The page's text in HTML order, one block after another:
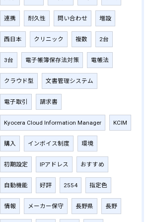
連携 耐久性 問い合わせ 増設
西日本 クリニック 複数 2台
3台 電子帳簿保存法対策 電帳法
クラウド型 文書管理システム
電子取引 請求書
Kyocera Cloud Information Manager KCIM
購入 インボイス制度 環境
初期設定 IPアドレス おすすめ
自動機能 好評 2554 指定色
情報 メーカー保守 長野県 長野